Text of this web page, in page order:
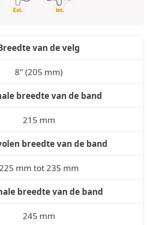
van de velg
8" (205 mm)
breedte van de band
215 mm
breedte van de band
225 mm tot 235 mm
breedte van de band
245 mm